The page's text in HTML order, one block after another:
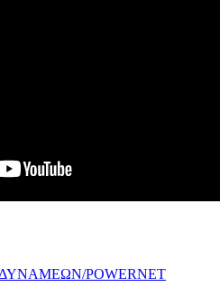
ΔΥΝΑΜΕΩΝ/POWERNET